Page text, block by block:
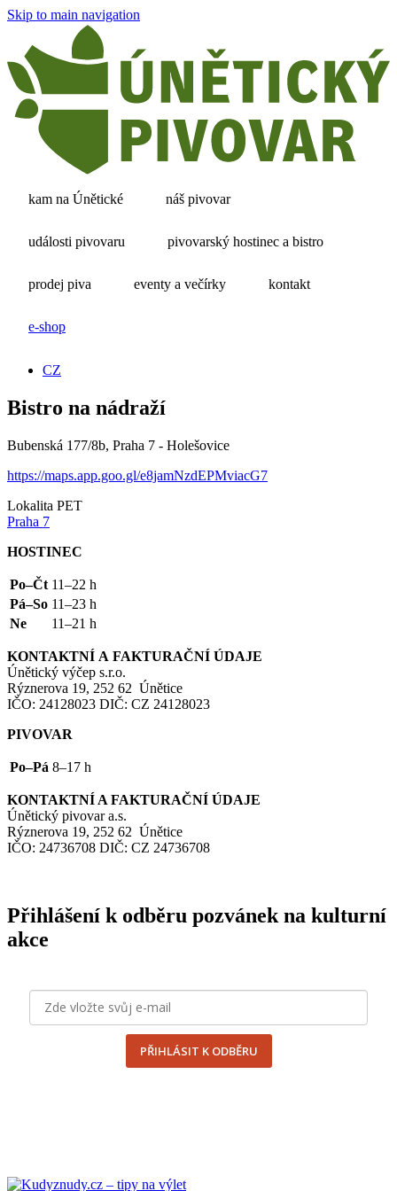
Skip to main navigation
kam na Únětické náš pivovar
události pivovaru pivovarský hostinec a bistro
prodej piva eventy a večírky kontakt
e-shop
CZ
Bistro na nádraží
Bubenská 177/8b, Praha 7 - Holešovice
https://maps.app.goo.gl/e8jamNzdEPMviacG7
Lokalita PET
Praha 7
HOSTINEC
Po–Čt 11–22 h
Pá–So 11–23 h
Ne
11–21 h
KONTAKTNÍ A FAKTURAČNÍ ÚDAJE
Únětický výčep s.r.o.
Rýznerova 19, 252 62 Únětice
IČO: 24128023 DIČ: CZ 24128023
PIVOVAR
Po–Pá 8–17 h
KONTAKTNÍ A FAKTURAČNÍ ÚDAJE
Únětický pivovar a.s.
Rýznerova 19, 252 62 Únětice
IČO: 24736708 DIČ: CZ 24736708
Přihlášení k odběru pozvánek na kulturní
akce
PŘIHLÁSIT K ODBĚRU